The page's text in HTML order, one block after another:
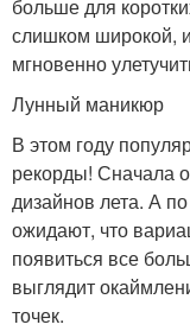
больше для
слишком широкой,
мгновенно
Лунный маникюр
В этом году
рекорды! Сначала
дизайнов лета. А
ожидают, что
появиться все
выглядит
точек.